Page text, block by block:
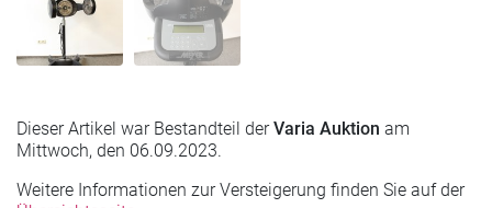
Dieser Artikel war Bestandteil derVaria Auktion am
Mittwoch, den 06.09.2023.
Weitere Informationen zur Versteigerung finden Sie auf der